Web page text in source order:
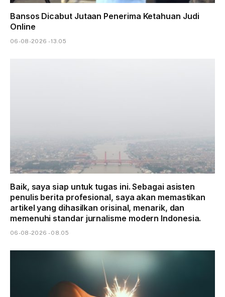
Bansos Dicabut Jutaan Penerima Ketahuan Judi
Online
06-08-2026 - 13.05
Baik, saya siap untuk tugas ini. Sebagai asisten
penulis berita profesional, saya akan memastikan
artikel yang dihasilkan orisinal, menarik, dan
memenuhi standar jurnalisme modern Indonesia.
06-08-2026 - 08.05